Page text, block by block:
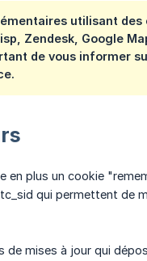
utilisant
Zendesk, Google
de vous informer
plus un cookie
qui permettent de
mises à jour qui